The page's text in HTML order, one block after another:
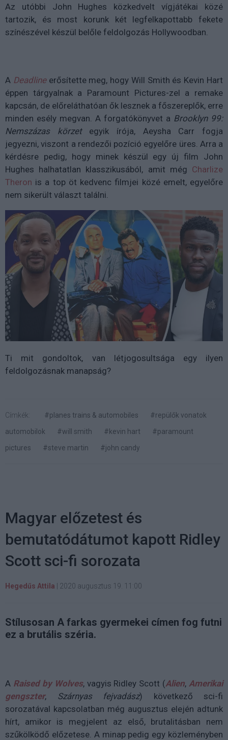
Az utóbbi John Hughes közkedvelt vígjátékai közé
tartozik, és most korunk két legfelkapottabb fekete
színészével készül belőle feldolgozás Hollywoodban.
A Deadlineerősítette meg, hogy Will Smith és Kevin Hart
éppen tárgyalnak a Paramount Pictures-zel a remake
kapcsán, de előreláthatóan ők lesznek a főszereplők, erre
minden esély megvan. A forgatókönyvet a Brooklyn 99:
Nemszázas körzetegyik írója, Aeysha Carr fogja
jegyezni, viszont a rendezői pozíció egyelőre üres. Arra a
kérdésre pedig, hogy minek készül egy új film John
Hughes halhatatlan klasszikusából, amit még Charlize
Theron is a top öt kedvenc filmjei közé emelt, egyelőre
nem sikerült választ találni.
Ti mit gondoltok, van létjogosultsága egy ilyen
feldolgozásnak manapság?
Címkék: #planes trains & automobiles
#repülők vonatok
automobilok
#will smith #kevin hart
#paramount
pictures
#steve martin #john candy
Magyar előzetest és
bemutatódátumot kapott Ridley
Scott sci-fi sorozata
Hegedűs Attila 2020 augusztus 19. 11:00
Stílusosan A farkas gyermekei címen fog futni
ez a brutális széria.
A Raised by Wolves, vagyis Ridley Scott (Alien, Amerikai
gengszter, Szárnyas fejvadász) következő sci-fi
sorozatával kapcsolatban még augusztus elején adtunk
hírt, amikor is megjelent az első, brutalitásban nem
szűkölködő előzetese. A minap pedig egy közleményben